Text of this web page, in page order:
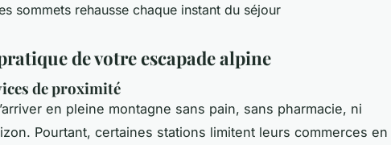
sommets rehausse chaque instant du séjour
de votre escapade alpine
de proximité
en pleine montagne sans pain, sans pharmacie, ni
Pourtant, certaines stations limitent leurs commerces en